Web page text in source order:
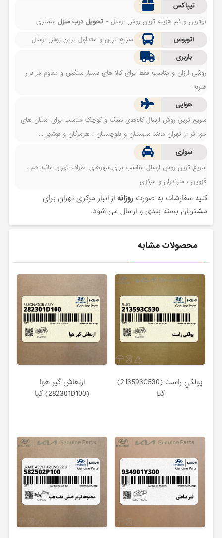
تیپاکس
بهترین و کم هزینه ترین روش ارسال -تحویل درب منزل مشتری
اتوبوس
سریع ترین و متداول ترین روش ارسال
باربری
روشی ارزان و مناسب فقط برای کالا های بسیار سنگین و مقاوم در برار
ضربه
هوایی
سریع ترین روش ارسال کالاهای سبک و کوچک مناسب برای استان های
دور تر از تهران مانند سیستان و بلوچستان ، هرمزگان و بوشهر ...
سواری
سریع ترین روش ارسال مناسب برای شهرهای اطراف تهران مانند قم ،
قزوین ، مازندران و مرکزی
کلیه سفارشات به صورتروزانه از انبار مرکزی تهران برای
مشتریان بسته بندی و ارسال می شود.
محصولات مشابه
پولكي راست (213593C530)
کیا
ارتعاش گير هوا
(282301D100) کیا